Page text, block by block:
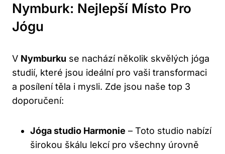
Nymburk: Nejlepší Místo Pro
Jógu
V Nymburku se nachází několik skvělých jóga
studií, které jsou ideální pro vaši transformaci
a posílení těla i mysli. Zde jsou naše top 3
doporučení:
Jóga studio Harmonie – Toto studio nabízí
širokou škálu lekcí pro všechny úrovně